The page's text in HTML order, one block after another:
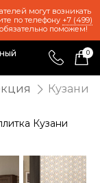
могут возникать
по телефону +7 (499)
поможем!
0
Кузани
Кузани